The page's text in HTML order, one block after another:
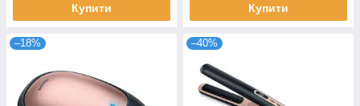
Купити Купити
–18% –40%